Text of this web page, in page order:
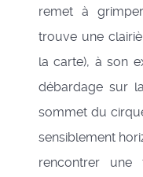
remet à
trouve une
la carte), à son
débardage sur
sommet du
sensiblement
rencontrer une